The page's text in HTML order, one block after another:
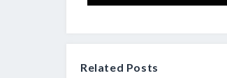
Related Posts